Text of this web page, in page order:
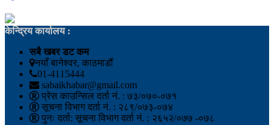
केन्द्रिय कार्यालय :
सबै खबर डट कम
नयाँ बानेश्वर, काठमाडौं
01-4115444
sabaikhabar@gmail.com
प्रेस काउन्सिल दर्ता नं. : ७३/०७०-०७१
सूचना विभाग दर्ता नं. : २८९/०७३-०७४
पुनः दर्ता: सूचना विभाग दर्ता नं. : २६५२/०७७ -०७८